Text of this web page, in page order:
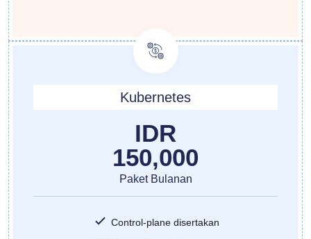
Kubernetes
IDR
150,000
Paket Bulanan
Control-plane disertakan